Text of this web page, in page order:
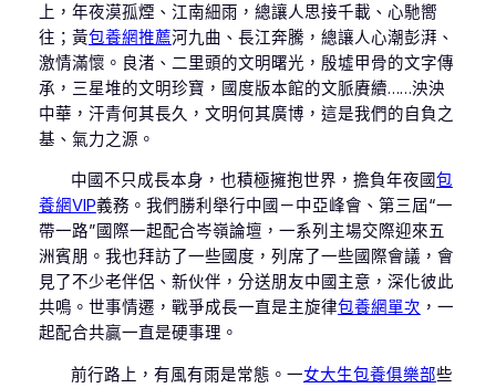
上，年夜漠孤煙、江南細雨，總讓人思接千載、心馳嚮
往；黃包養網推薦河九曲、長江奔騰，總讓人心潮彭湃、
激情滿懷。良渚、二里頭的文明曙光，殷墟甲骨的文字傳
承，三星堆的文明珍寶，國度版本館的文脈賡續……泱泱
中華，汗青何其長久，文明何其廣博，這是我們的自負之
基、氣力之源。
中國不只成長本身，也積極擁抱世界，擔負年夜國包
養網VIP義務。我們勝利舉行中國－中亞峰會、第三屆“一
帶一路”國際一起配合岑嶺論壇，一系列主場交際迎來五
洲賓朋。我也拜訪了一些國度，列席了一些國際會議，會
見了不少老伴侶、新伙伴，分送朋友中國主意，深化彼此
共鳴。世事情遷，戰爭成長一直是主旋律包養網單次 ，一
起配合共贏一直是硬事理。
前行路上，有風有雨是常態。一女大生包養俱樂部些